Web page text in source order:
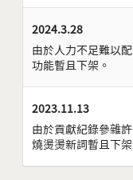
2024.3.28
由於人力不足難以
功能暫且下架。
2023.11.13
由於貢獻紀錄參雜
燒燙燙新詞暫且下架